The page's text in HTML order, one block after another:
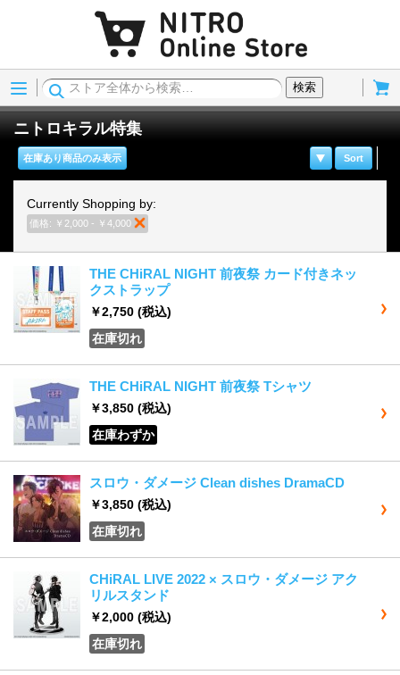
Menu
検索
ニトロキラル特集
Sort
在庫あり商品のみ表示
Currently Shopping by:
価格: ￥2,000 - ￥4,000
THE CHiRAL NIGHT 前夜祭 カード付きネッ
クストラップ
￥2,750 (税込)
在庫切れ
THE CHiRAL NIGHT 前夜祭 Tシャツ
￥3,850 (税込)
在庫わずか
スロウ・ダメージ Clean dishes DramaCD
￥3,850 (税込)
在庫切れ
CHiRAL LIVE 2022 × スロウ・ダメージ アク
リルスタンド
￥2,000 (税込)
在庫切れ